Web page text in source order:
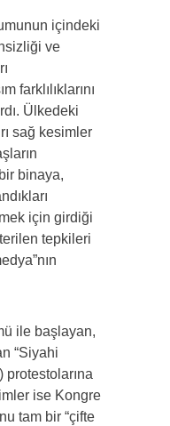
içindeki
ve
farklılıklarını
Ülkedeki
sağ kesimler
binaya,
için girdiği
tepkileri
ile başlayan,
“Siyahi
protestolarına
ise Kongre
tam bir “çifte